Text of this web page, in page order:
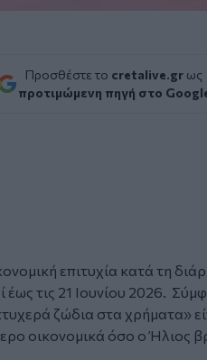
Προσθέστε το cretalive.gr ως
προτιμώμενη πηγή στο
επιτυχία κατά τη
έως τις 21 Ιουνίου 2026.
ζώδια στα χρήματα»
οικονομικά όσο ο Ήλιος